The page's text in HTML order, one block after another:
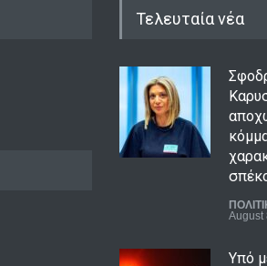
Τελευταία νέα
August
Υπό